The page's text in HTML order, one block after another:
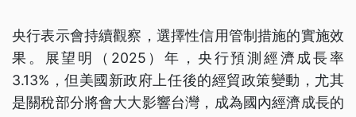
央行表示會持續觀察，選擇性信用管制措施的實施效
果。展望明（2025）年，央行預測經濟成長率
3.13%，但美國新政府上任後的經貿政策變動，尤其
是關稅部分將會大大影響台灣，成為國內經濟成長的